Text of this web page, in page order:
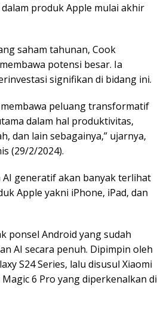
produk Apple mulai akhir
saham tahunan, Cook
potensi besar. Ia
signifikan di bidang ini.
membawa peluang transformatif
dalam hal produktivitas,
dan lain sebagainya,” ujarnya,
(29/2/2024).
AI generatif akan banyak terlihat
Apple yakni iPhone, iPad, dan
ponsel Android yang sudah
AI secara penuh. Dipimpin oleh
S24 Series, lalu disusul Xiaomi
6 Pro yang diperkenalkan di